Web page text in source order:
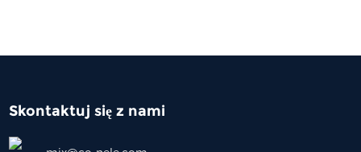
Skontaktuj się z nami